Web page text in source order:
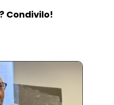
Condivilo!